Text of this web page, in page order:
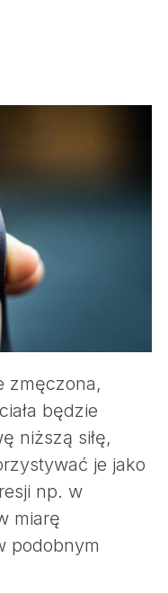
zmęczona,
będzie
niższą siłę,
je jako
np. w
miarę
podobnym